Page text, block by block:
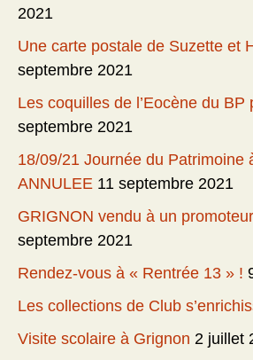
2021
Une carte postale de Suzette et
septembre 2021
Les coquilles de l’Eocène du BP
septembre 2021
18/09/21 Journée du Patrimoine
ANNULEE 11 septembre 2021
GRIGNON vendu à un
septembre 2021
Rendez-vous à « Rentrée 13 » !
Les collections de Club
Visite scolaire à Grignon 2 juillet